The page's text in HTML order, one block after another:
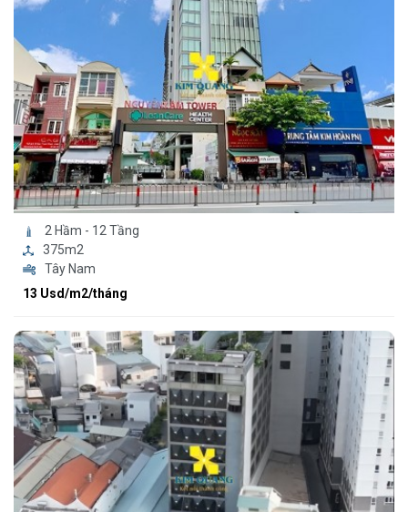
2 Hầm - 12 Tầng
375m2
Tây Nam
13 Usd/m2/tháng